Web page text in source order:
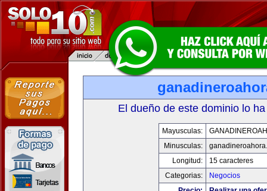
El dueño de este dominio lo
Mayusculas:
Minusculas:
Longitud:
15 caracteres
Categorias:
Negocios